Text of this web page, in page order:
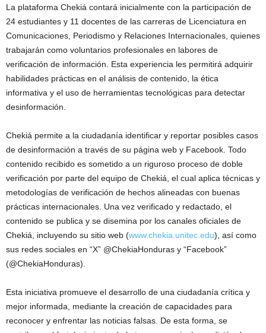
La plataforma Chekiá contará inicialmente con la participación de
24 estudiantes y 11 docentes de las carreras de Licenciatura en
Comunicaciones, Periodismo y Relaciones Internacionales, quienes
trabajarán como voluntarios profesionales en labores de
verificación de información. Esta experiencia les permitirá adquirir
habilidades prácticas en el análisis de contenido, la ética
informativa y el uso de herramientas tecnológicas para detectar
desinformación.
Chekiá permite a la ciudadanía identificar y reportar posibles casos
de desinformación a través de su página web y Facebook. Todo
contenido recibido es sometido a un riguroso proceso de doble
verificación por parte del equipo de Chekiá, el cual aplica técnicas y
metodologías de verificación de hechos alineadas con buenas
prácticas internacionales. Una vez verificado y redactado, el
contenido se publica y se disemina por los canales oficiales de
Chekiá, incluyendo su sitio web (www.chekia.unitec.edu), así como
sus redes sociales en “X” @ChekiaHonduras y “Facebook”
(@ChekiaHonduras).
Esta iniciativa promueve el desarrollo de una ciudadanía crítica y
mejor informada, mediante la creación de capacidades para
reconocer y enfrentar las noticias falsas. De esta forma, se